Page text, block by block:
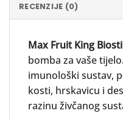
RECENZIJE (0)
Max Fruit King
bomba za vaše
imunološki sustav,
kosti, hrskavicu i
razinu živčanog